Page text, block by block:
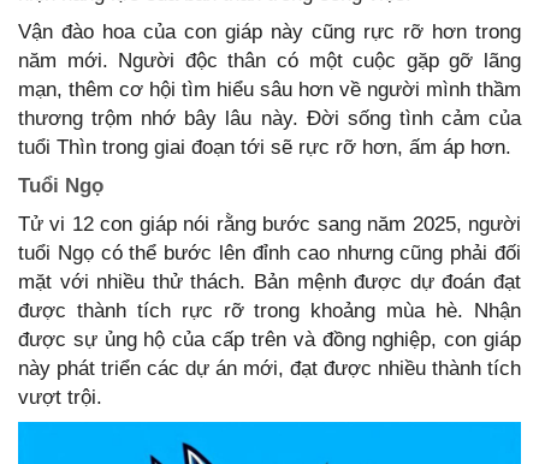
Vận đào hoa của con giáp này cũng rực rỡ hơn trong
năm mới. Người độc thân có một cuộc gặp gỡ lãng
mạn, thêm cơ hội tìm hiểu sâu hơn về người mình thầm
thương trộm nhớ bây lâu này. Đời sống tình cảm của
tuổi Thìn trong giai đoạn tới sẽ rực rỡ hơn, ấm áp hơn.
Tuổi Ngọ
Tử vi 12 con giáp nói rằng bước sang năm 2025, người
tuổi Ngọ có thể bước lên đỉnh cao nhưng cũng phải đối
mặt với nhiều thử thách. Bản mệnh được dự đoán đạt
được thành tích rực rỡ trong khoảng mùa hè. Nhận
được sự ủng hộ của cấp trên và đồng nghiệp, con giáp
này phát triển các dự án mới, đạt được nhiều thành tích
vượt trội.